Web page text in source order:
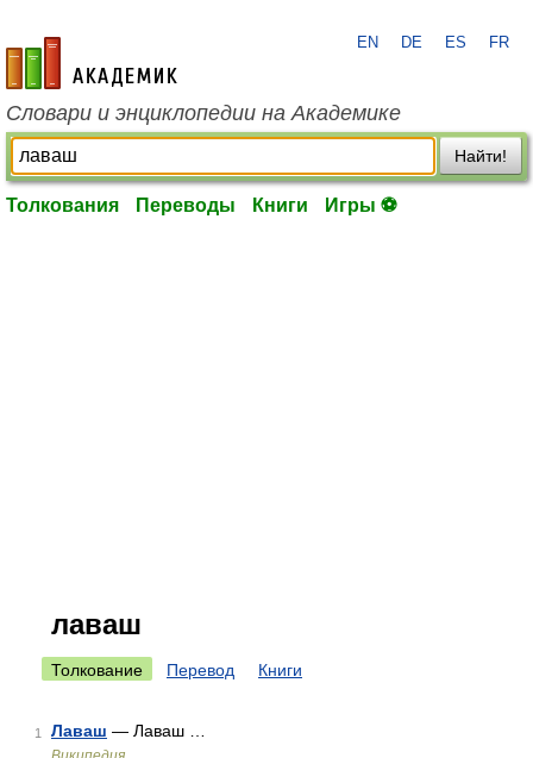
academic.ru
EN DE ES FR
Словари и энциклопедии на Академике
Найти!
Толкования Переводы Книги Игры ⚽
лаваш
Толкование Перевод Книги
1 Лаваш — Лаваш …